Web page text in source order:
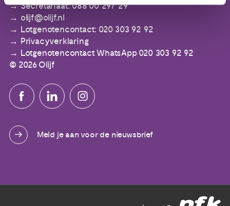
Secretariaat: 088 00 297 29
olijf@olijf.nl
Lotgenotencontact: 020 303 92 92
Privacyverklaring
Lotgenotencontact WhatsApp 020 303 92 92
© 2026 Olijf
Meld je aan voor de nieuwsbrief